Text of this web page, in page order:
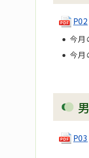
P02
今月
今月
P03